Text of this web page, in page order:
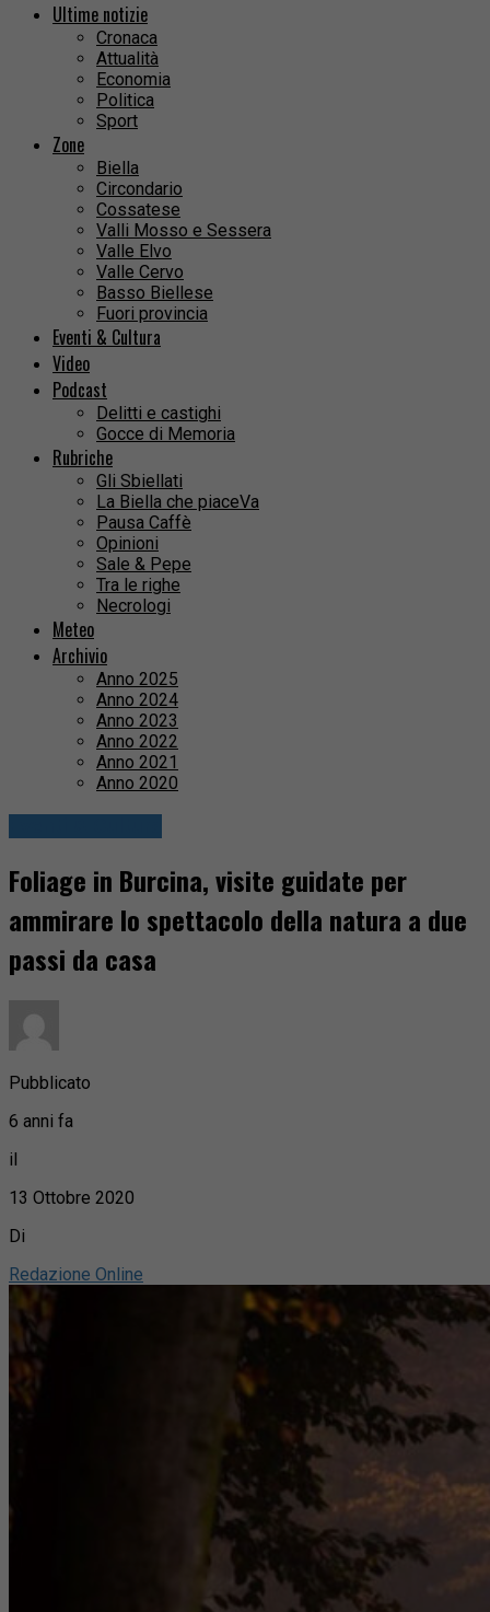
Ultime notizie
Cronaca
Attualità
Economia
Politica
Sport
Zone
Biella
Circondario
Cossatese
Valli Mosso e Sessera
Valle Elvo
Valle Cervo
Basso Biellese
Fuori provincia
Eventi & Cultura
Video
Podcast
Delitti e castighi
Gocce di Memoria
Rubriche
Gli Sbiellati
La Biella che piaceVa
Pausa Caffè
Opinioni
Sale & Pepe
Tra le righe
Necrologi
Meteo
Archivio
Anno 2025
Anno 2024
Anno 2023
Anno 2022
Anno 2021
Anno 2020
Foliage in Burcina, visite guidate per
ammirare lo spettacolo della natura a due
passi da casa
Pubblicato
6 anni fa
il
13 Ottobre 2020
Di
Redazione Online